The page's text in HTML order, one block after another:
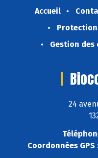
Accueil
Gestion des
24
Coordonnées GPS